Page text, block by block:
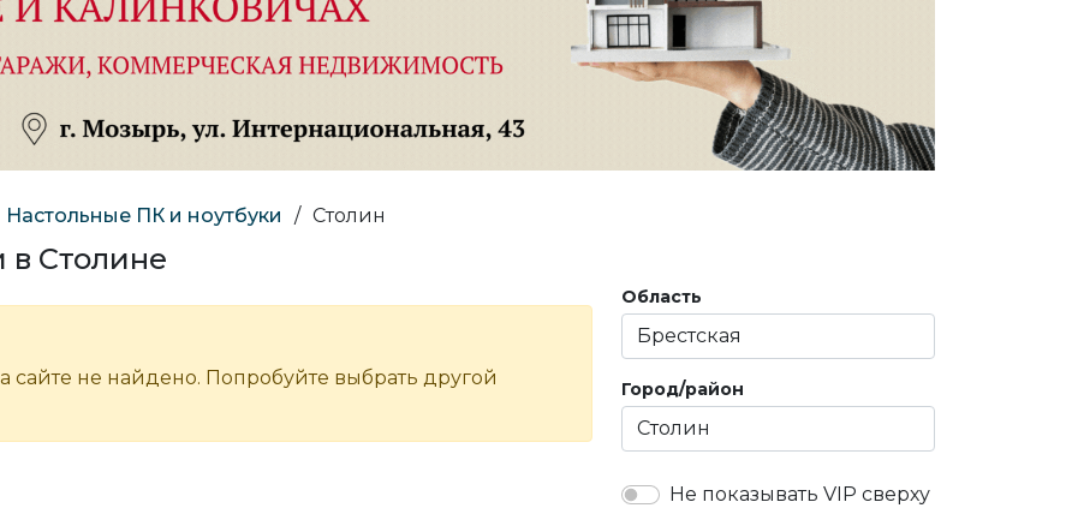
Настольные ПК и ноутбуки / Столин
в Столине
не найдено. Попробуйте выбрать другой
Область
Город/район
Не показывать VIP сверху